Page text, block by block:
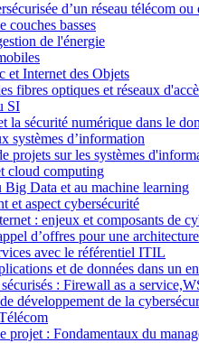
d’un réseau télécom
couches basses
de l'énergie
et Internet des Objets
fibres optiques et réseaux
SI
la sécurité numérique dans le
systèmes d’information
projets sur les systèmes
cloud computing
Big Data et au machine learning
et aspect cybersécurité
: enjeux et composants de
d’offres pour une
avec le référentiel ITIL
et de données dans un
: Firewall as a
développement de la
projet : Fondamentaux du